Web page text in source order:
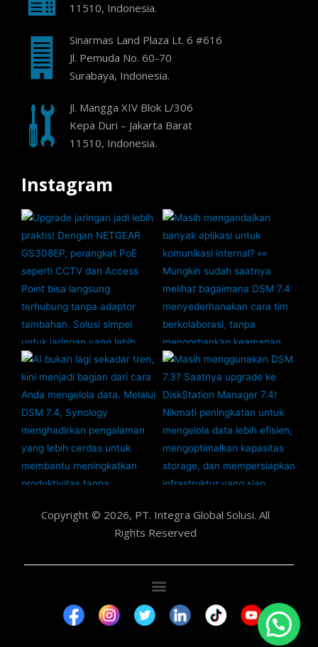
11510, Indonesia.
Sinarmas Land Plaza Lt. 6 #616
Jl. Pemuda No. 60-70
Surabaya, Indonesia.
Jl. Mangga XIV Blok L/306
Kepa Duri – Jakarta Barat
11510, Indonesia.
Instagram
Copyright © 2026, PT. Integra Global Solusi. All
Rights Reserved